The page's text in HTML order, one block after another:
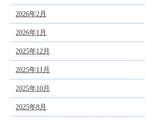
2026年2月
2026年1月
2025年12月
2025年11月
2025年10月
2025年8月